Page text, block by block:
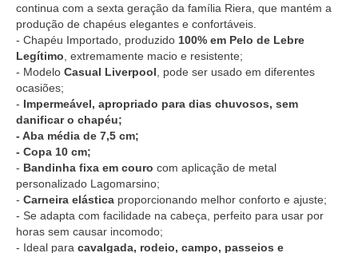
continua com a sexta geração da família Riera, que mantém a
produção de chapéus elegantes e confortáveis.
- Chapéu Importado, produzido 100% em Pelo de Lebre
Legítimo , extremamente macio e resistente;
- Modelo Casual Liverpool , pode ser usado em diferentes
ocasiões;
- Impermeável, apropriado para dias chuvosos, sem
danificar o chapéu;
- Aba média de 7,5 cm;
- Copa 10 cm;
- Bandinha fixa em couro com aplicação de metal
personalizado Lagomarsino;
- Carneira elástica proporcionando melhor conforto e ajuste;
- Se adapta com facilidade na cabeça, perfeito para usar por
horas sem causar incomodo;
- Ideal para cavalgada, rodeio, campo, passeios e